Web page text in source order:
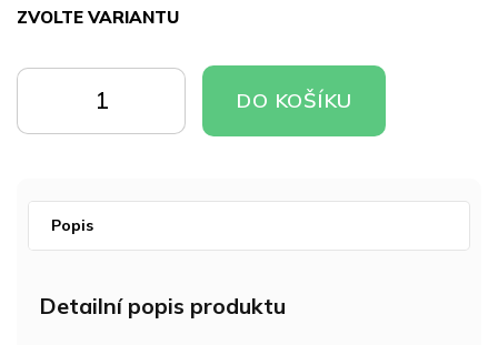
ZVOLTE VARIANTU
cena:
KOŠÍKU
KOŠÍKU
DO KOŠÍKU
Popis
Detailní popis produktu